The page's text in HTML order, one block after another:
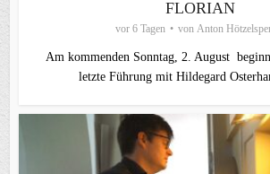
FLORIAN
vor 6 Tagen von Anton
Am kommenden Sonntag, 2. August
letzte Führung mit Hildegard